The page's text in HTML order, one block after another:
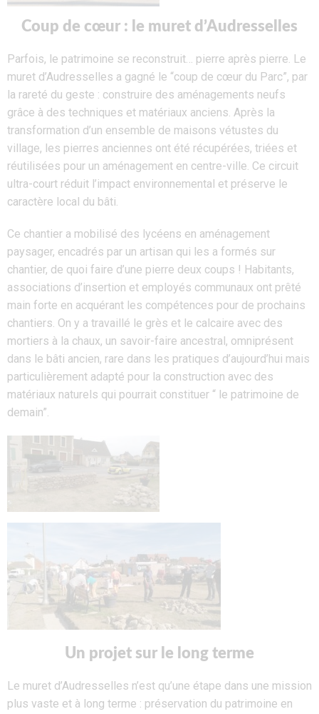
Coup de cœur : le muret d’Audresselles
Parfois, le patrimoine se reconstruit… pierre après pierre. Le
muret d’Audresselles a gagné le “coup de cœur du Parc”, par
la rareté du geste : construire des aménagements neufs
grâce à des techniques et matériaux anciens. Après la
transformation d’un ensemble de maisons vétustes du
village, les pierres anciennes ont été récupérées, triées et
réutilisées pour un aménagement en centre-ville. Ce circuit
ultra-court réduit l’impact environnemental et préserve le
caractère local du bâti.
Ce chantier a mobilisé des lycéens en aménagement
paysager, encadrés par un artisan qui les a formés sur
chantier, de quoi faire d’une pierre deux coups ! Habitants,
associations d’insertion et employés communaux ont prêté
main forte en acquérant les compétences pour de prochains
chantiers. On y a travaillé le grès et le calcaire avec des
mortiers à la chaux, un savoir-faire ancestral, omniprésent
dans le bâti ancien, rare dans les pratiques d’aujourd’hui mais
particulièrement adapté pour la construction avec des
matériaux naturels qui pourrait constituer “ le patrimoine de
demain”.
Un projet sur le long terme
Le muret d’Audresselles n’est qu’une étape dans une mission
plus vaste et à long terme : préservation du patrimoine en